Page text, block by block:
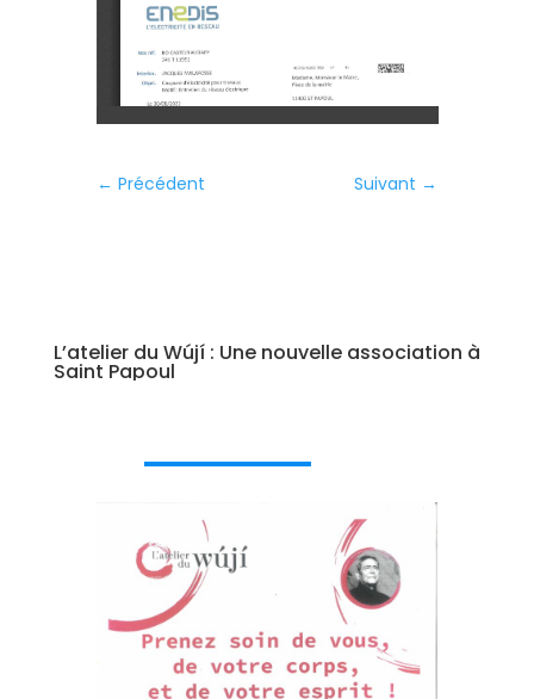
← Précédent Suivant →
L’atelier du Wújí : Une nouvelle association à
Saint Papoul